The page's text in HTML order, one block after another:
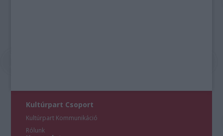
Kultúrpart Csoport
Kultúrpart Kommunikáció
Rólunk